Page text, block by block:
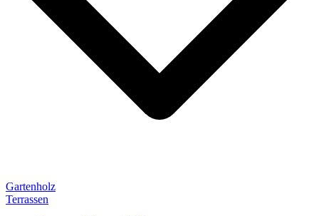
Gartenholz
Terrassen